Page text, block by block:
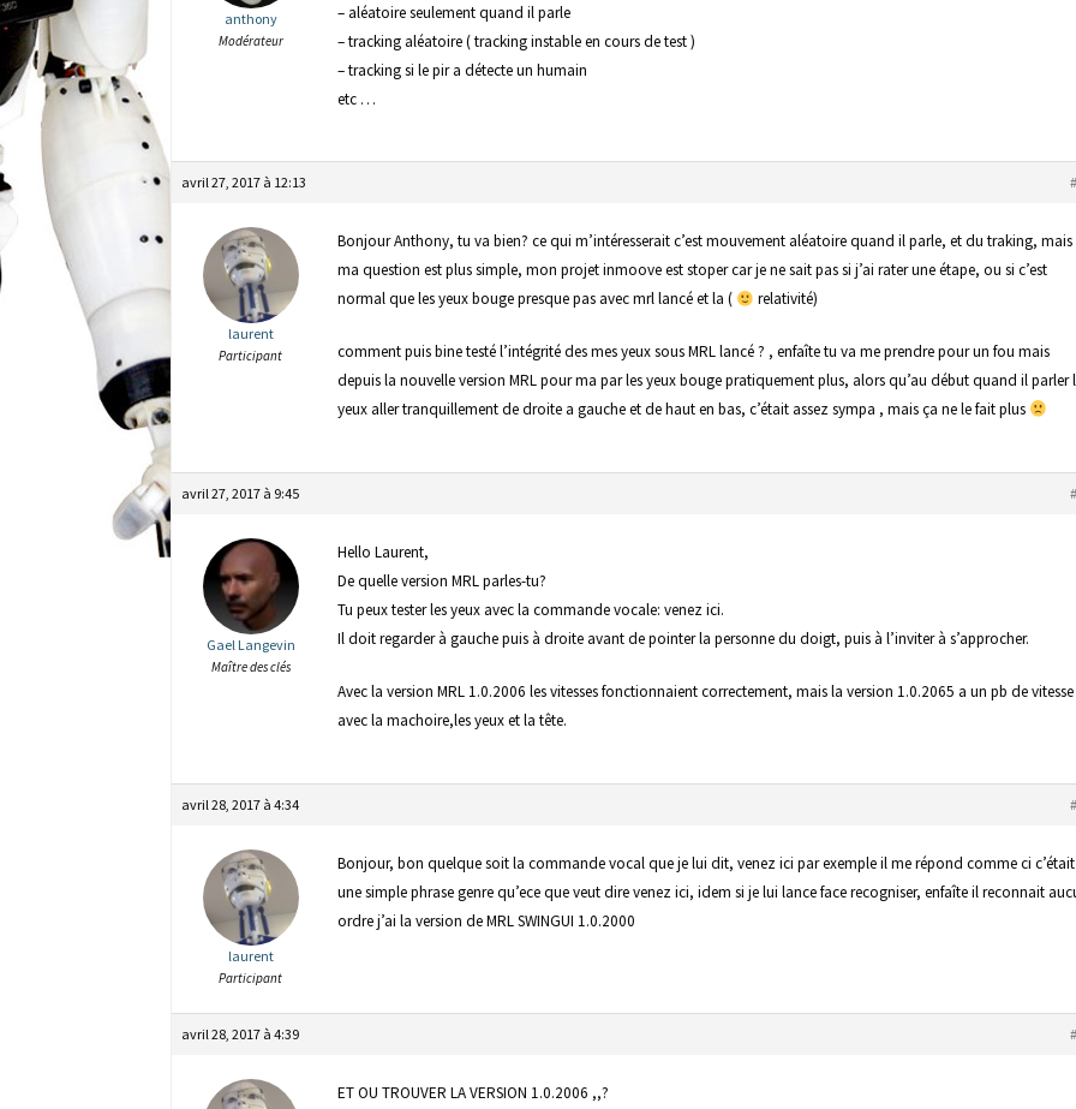
anthony
Modérateur
– aléatoire seulement quand il parle
– tracking aléatoire ( tracking instable en cours de test )
– tracking si le pir a détecte un humain
etc …
avril 27, 2017 à 12:13
laurent
Participant
Bonjour Anthony, tu va bien? ce qui m’intéresserait c’est mouvement aléatoire quand il parle, et du traking, mais
ma question est plus simple, mon projet inmoove est stoper car je ne sait pas si j’ai rater une étape, ou si c’est
normal que les yeux bouge presque pas avec mrl lancé et la (
relativité)
comment puis bine testé l’intégrité des mes yeux sous MRL lancé ? , enfaîte tu va me prendre pour un fou mais
depuis la nouvelle version MRL pour ma par les yeux bouge pratiquement plus, alors qu’au début quand il parler
yeux aller tranquillement de droite a gauche et de haut en bas, c’était assez sympa , mais ça ne le fait plus
avril 27, 2017 à 9:45
Gael Langevin
Maître des clés
Hello Laurent,
De quelle version MRL parles-tu?
Tu peux tester les yeux avec la commande vocale: venez ici.
Il doit regarder à gauche puis à droite avant de pointer la personne du doigt, puis à l’inviter à s’approcher.
Avec la version MRL 1.0.2006 les vitesses fonctionnaient correctement, mais la version 1.0.2065 a un pb de vitesse
avec la machoire,les yeux et la tête.
avril 28, 2017 à 4:34
laurent
Participant
Bonjour, bon quelque soit la commande vocal que je lui dit, venez ici par exemple il me répond comme ci c’était
une simple phrase genre qu’ece que veut dire venez ici, idem si je lui lance face recogniser, enfaîte il reconnait
ordre j’ai la version de MRL SWINGUI 1.0.2000
avril 28, 2017 à 4:39
ET OU TROUVER LA VERSION 1.0.2006 ,,?